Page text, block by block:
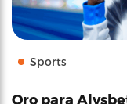
Sports
Oro para